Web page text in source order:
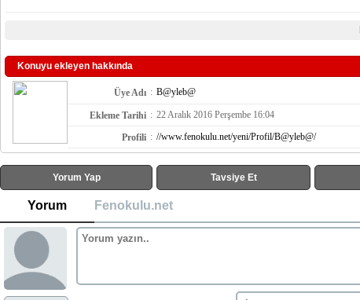
Konuyu ekleyen hakkında
Üye Adı : B@yleb@
Ekleme Tarihi : 22 Aralık 2016 Perşembe 16:04
Profili : //www.fenokulu.net/yeni/Profil/B@yleb@/
Yorum Yap Tavsiye Et
Yorum Fenokulu.net